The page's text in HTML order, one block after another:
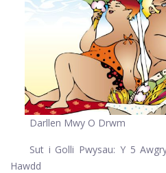
Darllen Mwy O Drwm
Sut i Golli Pwysau: Y 5
Hawdd